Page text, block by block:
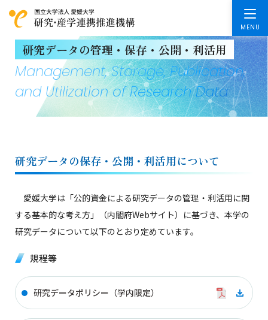
研究データの管理・保存・公開・利活用
Management, Storage, Publication,
and Utilization of Research Data
研究データの保存・公開・利活用について​
愛媛大学は「公的資金による研究データの管理・利活用に関
する基本的な考え方」（内閣府Webサイト）に基づき、本学の
研究データについて以下のとおり定めています。​
規程等
研究データポリシー（学内限定）​